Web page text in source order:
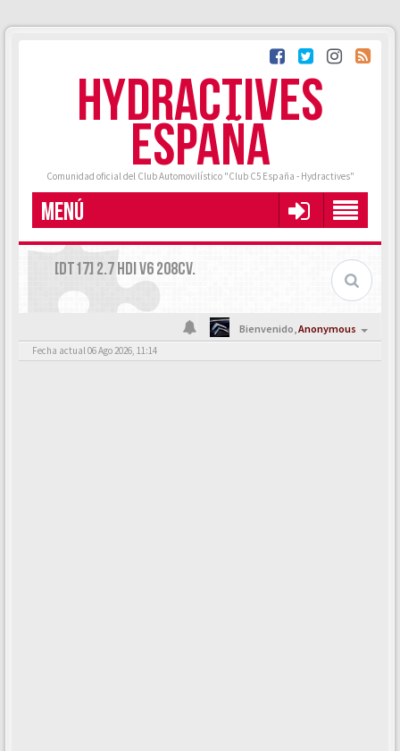
HYDRACTIVES
ESPAÑA
Comunidad oficial del Club Automovilístico "Club C5 España - Hydractives"
MENÚ
[DT17] 2.7 HDI V6 208CV.
Bienvenido,Anonymous
Fecha actual 06 Ago 2026, 11:14